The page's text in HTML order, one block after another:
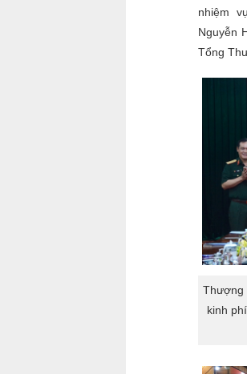
nhiệm
Nguyễn
Tổng
Thượng
kinh